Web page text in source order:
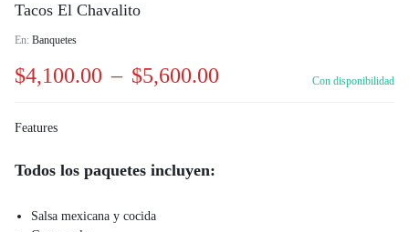
Tacos El Chavalito
En: Banquetes
$4,100.00 – $5,600.00 Con disponibilidad
Features
Todos los paquetes incluyen:
Salsa mexicana y cocida